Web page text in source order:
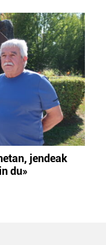
jendeak
du»